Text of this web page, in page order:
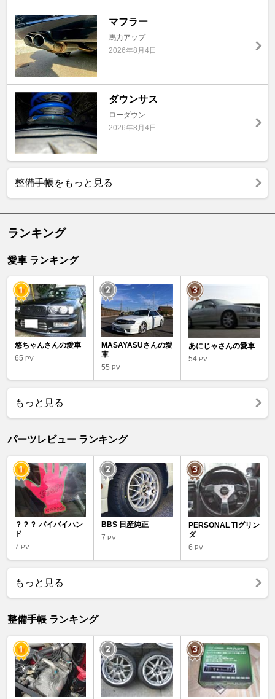
マフラー
馬力アップ
2026年8月4日
ダウンサス
ローダウン
2026年8月4日
整備手帳をもっと見る
ランキング
愛車 ランキング
悠ちゃんさんの愛車
65 PV
MASAYASUさんの愛
車
55PV
あにじゃさんの愛車
54 PV
もっと見る
パーツレビュー ランキング
？？？ バイバイハン
ド
7 PV
BBS 日産純正
7PV
PERSONAL Tiグリン
ダ
6 PV
もっと見る
整備手帳 ランキング